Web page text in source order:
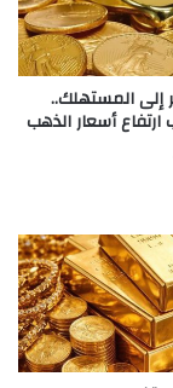
إلى المستهلك..
ارتفاع أسعار الذهب